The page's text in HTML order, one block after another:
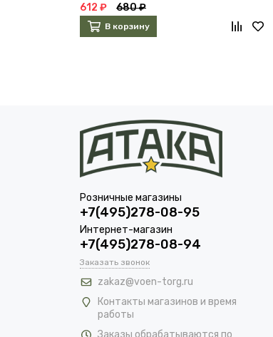
612 ₽ 680 ₽
В корзину
Розничные магазины
+7(495)278-08-95
Интернет-магазин
+7(495)278-08-94
Заказать звонок
zakaz@voen-torg.ru
Контакты магазинов и время
работы
Заказы обрабатываются по